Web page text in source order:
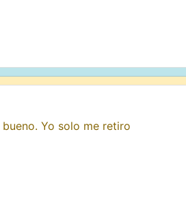
Yo solo me retiro